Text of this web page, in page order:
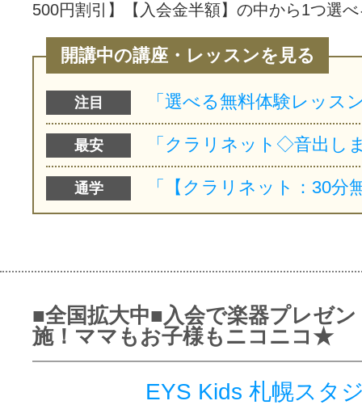
500円割引】【入会金半額】の中から1つ選
開講中の講座・レッスンを見る
注目
最安
通学
■全国拡大中■入会で楽器プレゼン
施！ママもお子様もニコニコ★
EYS Kids 札幌スタ